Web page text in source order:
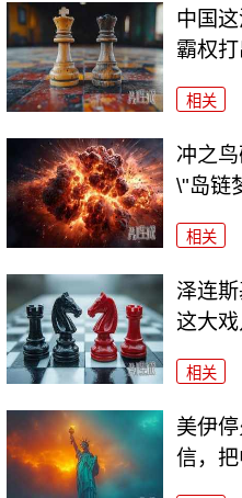
中国
霸权
相关
冲之
\"岛链
相关
泽连
这大戏
相关
美伊
信，